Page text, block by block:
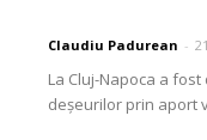
Claudiu Padurean -
La Cluj-Napoca a
deșeurilor prin aport